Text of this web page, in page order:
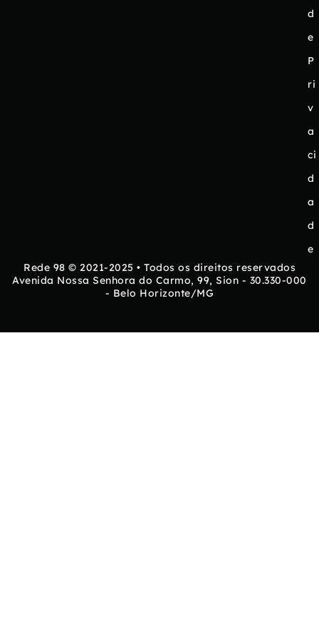
d
e
P
ri
v
a
ci
d
a
d
e
Rede 98 © 2021-2025 • Todos os direitos reservados
Avenida Nossa Senhora do Carmo, 99, Sion - 30.330-000
- Belo Horizonte/MG